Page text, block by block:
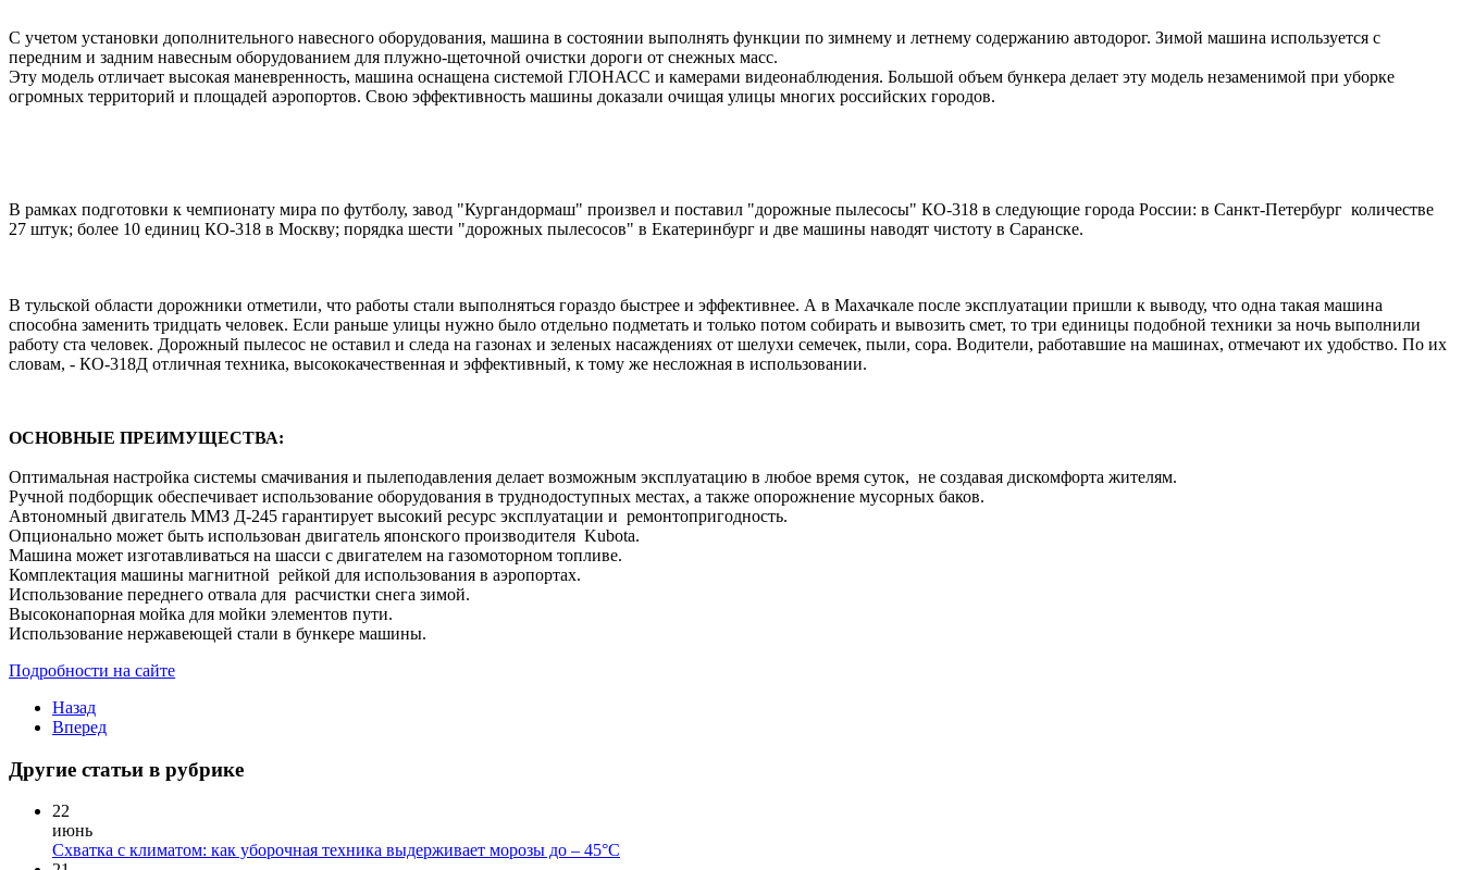
С учетом установки дополнительного навесного оборудования, машина в состоянии выполнять функции по зимнему и летнему содержанию автодорог. Зимой машина используется с
передним и задним навесным оборудованием для плужно-щеточной очистки дороги от снежных масс.
Эту модель отличает высокая маневренность, машина оснащена системой ГЛОНАСС и камерами видеонаблюдения. Большой объем бункера делает эту модель незаменимой при уборке
огромных территорий и площадей аэропортов. Свою эффективность машины доказали очищая улицы многих российских городов.
В рамках подготовки к чемпионату мира по футболу, завод "Кургандормаш" произвел и поставил "дорожные пылесосы" КО-318 в следующие города России: в Санкт-Петербург количестве
27 штук; более 10 единиц КО-318 в Москву; порядка шести "дорожных пылесосов" в Екатеринбург и две машины наводят чистоту в Саранске.
В тульской области дорожники отметили, что работы стали выполняться гораздо быстрее и эффективнее. А в Махачкале после эксплуатации пришли к выводу, что одна такая машина
способна заменить тридцать человек. Если раньше улицы нужно было отдельно подметать и только потом собирать и вывозить смет, то три единицы подобной техники за ночь выполнили
работу ста человек. Дорожный пылесос не оставил и следа на газонах и зеленых насаждениях от шелухи семечек, пыли, сора. Водители, работавшие на машинах, отмечают их удобство. По их
словам, - КО-318Д отличная техника, высококачественная и эффективный, к тому же несложная в использовании.
ОСНОВНЫЕ ПРЕИМУЩЕСТВА:
Оптимальная настройка системы смачивания и пылеподавления делает возможным эксплуатацию в любое время суток, не создавая дискомфорта жителям.
Ручной подборщик обеспечивает использование оборудования в труднодоступных местах, а также опорожнение мусорных баков.
Автономный двигатель ММЗ Д-245 гарантирует высокий ресурс эксплуатации и ремонтопригодность.
Опционально может быть использован двигатель японского производителя Kubota.
Машина может изготавливаться на шасси с двигателем на газомоторном топливе.
Комплектация машины магнитной рейкой для использования в аэропортах.
Использование переднего отвала для расчистки снега зимой.
Высоконапорная мойка для мойки элементов пути.
Использование нержавеющей стали в бункере машины.
Подробности на сайте
Назад
Вперед
Другие статьи в рубрике
22
июнь
Схватка с климатом: как уборочная техника выдерживает морозы до – 45°C